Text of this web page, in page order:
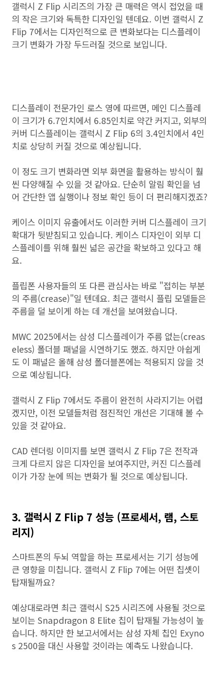
갤럭시 Z Flip 시리즈의 가장 큰 매력은 역시 접었을 때
의 작은 크기와 독특한 디자인일 텐데요. 이번 갤럭시 Z
Flip 7에서는 디자인적으로 큰 변화보다는 디스플레이
크기 변화가 가장 두드러질 것으로 보입니다.
디스플레이 전문가인 로스 영에 따르면, 메인 디스플레
이 크기가 6.7인치에서 6.85인치로 약간 커지고, 외부의
커버 디스플레이는 갤럭시 Z Flip 6의 3.4인치에서 4인
치로 상당히 커질 것으로 예상됩니다.
이 정도 크기 변화라면 외부 화면을 활용하는 방식이 훨
씬 다양해질 수 있을 것 같아요. 단순히 알림 확인을 넘
어 간단한 앱 실행이나 정보 확인 등이 더 편리해지겠죠?
케이스 이미지 유출에서도 이러한 커버 디스플레이 크기
확대가 뒷받침되고 있습니다. 케이스 디자인이 외부 디
스플레이를 위해 훨씬 넓은 공간을 확보하고 있다고 해
요.
플립폰 사용자들의 또 다른 관심사는 바로 "접히는 부분
의 주름(crease)"일 텐데요. 최근 갤럭시 플립 모델들은
주름을 덜 보이게 하는 데 개선을 보여왔습니다.
MWC 2025에서는 삼성 디스플레이가 주름 없는(creas
eless) 폴더블 패널을 시연하기도 했죠. 하지만 아쉽게
도 이 패널은 올해 삼성 폴더블폰에는 적용되지 않을 것
으로 예상됩니다.
갤럭시 Z Flip 7에서도 주름이 완전히 사라지기는 어렵
겠지만, 이전 모델들처럼 점진적인 개선은 기대해 볼 수
있을 것 같아요.
CAD 렌더링 이미지를 보면 갤럭시 Z Flip 7은 전작과
크게 다르지 않은 디자인을 보여주지만, 커진 디스플레
이가 가장 눈에 띄는 변화가 될 것으로 예상됩니다.
3. 갤럭시 Z Flip 7 성능 (프로세서, 램, 스토
리지)
스마트폰의 두뇌 역할을 하는 프로세서는 기기 성능에
큰 영향을 미칩니다. 갤럭시 Z Flip 7에는 어떤 칩셋이
탑재될까요?
예상대로라면 최근 갤럭시 S25 시리즈에 사용될 것으로
보이는 Snapdragon 8 Elite 칩이 탑재될 가능성이 높
습니다. 하지만 한 보고서에서는 삼성 자체 칩인 Exyno
s 2500을 대신 사용할 것이라는 예측도 나왔습니다.